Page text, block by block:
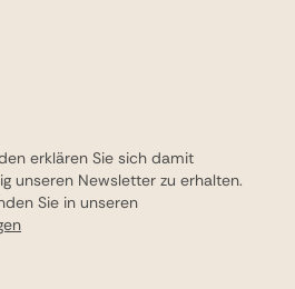
erklären Sie sich damit
unseren Newsletter zu erhalten.
Sie in unseren